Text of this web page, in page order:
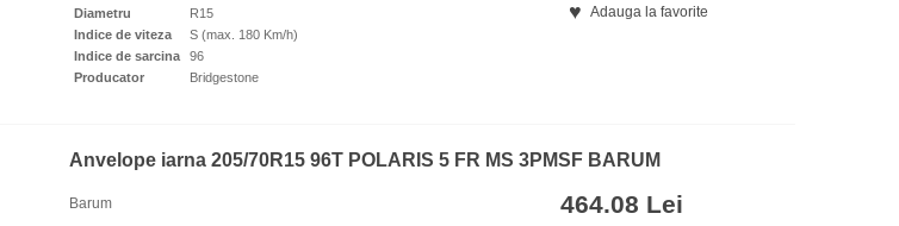
Diametru
R15
Indice de viteza
S (max. 180 Km/h)
Indice de sarcina
96
Producator
Bridgestone
Adauga la favorite
Anvelope iarna 205/70R15 96T POLARIS 5 FR MS 3PMSF BARUM
Barum 464.08 Lei